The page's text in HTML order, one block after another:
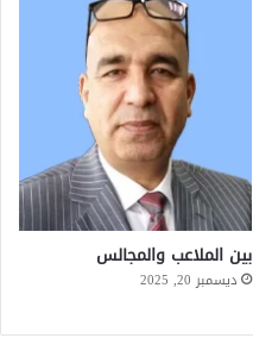
بين الملاعب والمجالس
ديسمبر 20, 2025